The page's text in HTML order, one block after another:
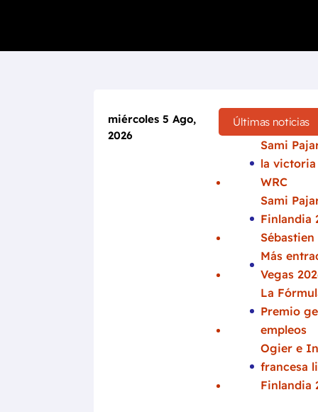
miércoles 5 Ago,
2026
Últimas noticias
Sami
la victoria
WRC
Sami
Finlandia
Más
Vegas
La
Premio
empleos
Ogier e
francesa
Finlandia